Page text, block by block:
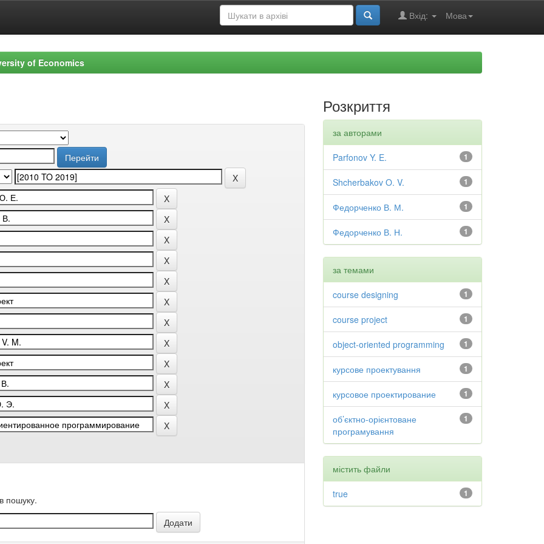
Мова
Вхід:
of Economics
пошуку.
Розкриття
за авторами
1
Parfonov Y. E.
1
Shcherbakov O. V.
1
Федорченко В. М.
1
Федорченко В. Н.
за темами
1
course designing
1
course project
1
object-oriented programming
1
курсове проектування
1
курсовое проектирование
1
об’єктно-орієнтоване
програмування
містить файли
1
true